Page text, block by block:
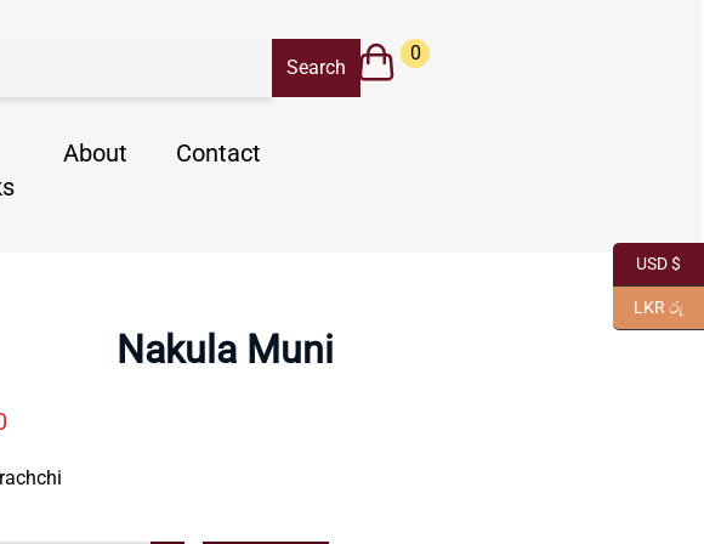
About Contact
0
Nakula Muni
USD $
LKR රු